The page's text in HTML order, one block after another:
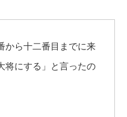
から十二番目までに来
将にする」と言ったの